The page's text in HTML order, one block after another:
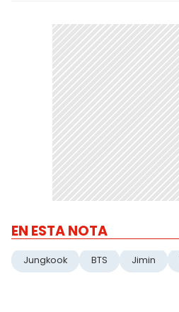
EN ESTA NOTA
Jungkook BTS Jimin